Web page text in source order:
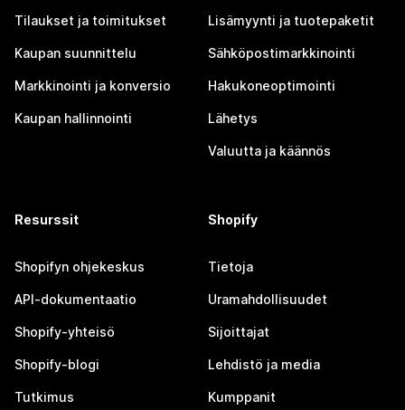
Tilaukset ja toimitukset
Kaupan suunnittelu
Markkinointi ja konversio
Kaupan hallinnointi
Lisämyynti ja tuotepaketit
Sähköpostimarkkinointi
Hakukoneoptimointi
Lähetys
Valuutta ja käännös
Resurssit
Shopifyn ohjekeskus
API-dokumentaatio
Shopify-yhteisö
Shopify-blogi
Tutkimus
Shopify
Tietoja
Uramahdollisuudet
Sijoittajat
Lehdistö ja media
Kumppanit